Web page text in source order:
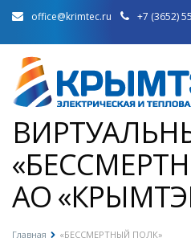
office@krimtec.ru +7 (3652)
АО
Главная «БЕССМЕРТНЫЙ ПОЛК»